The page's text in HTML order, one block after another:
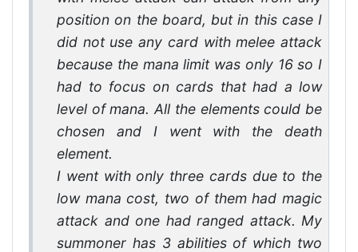
position on the board, but in this case I
did not use any card with melee attack
because the mana limit was only 16 so I
had to focus on cards that had a low
level of mana. All the elements could be
chosen and I went with the death
element.
I went with only three cards due to the
low mana cost, two of them had magic
attack and one had ranged attack. My
summoner has 3 abilities of which two